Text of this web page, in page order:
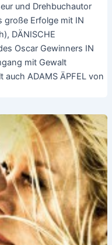
und Drehbuchautor
große Erfolge mit IN
DÄNISCHE
Oscar Gewinners IN
mit Gewalt
ADAMS ÄPFEL von